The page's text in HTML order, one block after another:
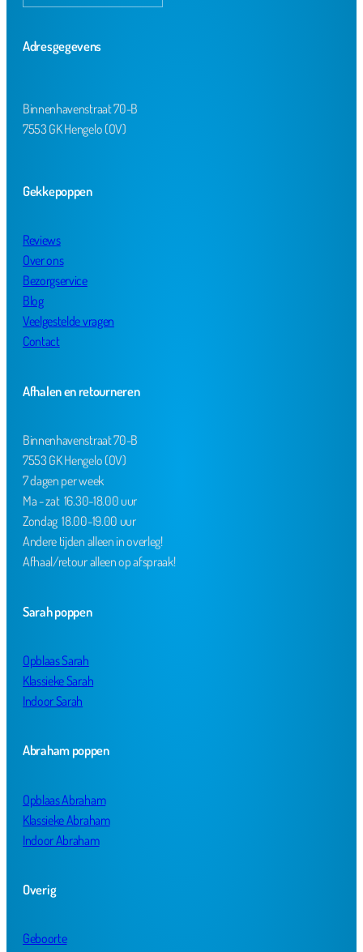
Adresgegevens
Binnenhavenstraat 70-B
7553 GK Hengelo (OV)
Gekkepoppen
Reviews
Over ons
Bezorgservice
Blog
Veelgestelde vragen
Contact
Afhalen en retourneren
Binnenhavenstraat 70-B
7553 GK Hengelo (OV)
7 dagen per week
Ma - zat 16.30-18.00 uur
Zondag 18.00-19.00 uur
Andere tijden alleen in overleg!
Afhaal/retour alleen op afspraak!
Sarah poppen
Opblaas Sarah
Klassieke Sarah
Indoor Sarah
Abraham poppen
Opblaas Abraham
Klassieke Abraham
Indoor Abraham
Overig
Geboorte